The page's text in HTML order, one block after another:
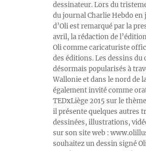
dessinateur. Lors du
du journal Charlie Hebdo en
d’Oli est remarqué par la
avril, la rédaction de
Oli comme caricaturiste
des éditions. Les dessins
désormais popularisés à
Wallonie et dans le nord de
également invité comme
TEDxLiège 2015 sur le
il présente quelques autres
dessinées, illustrations,
sur son site web :
souhaitez un dessin signé